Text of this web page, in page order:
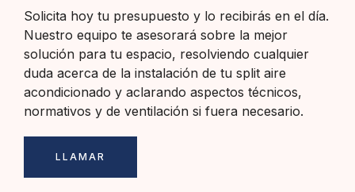
Solicita hoy tu presupuesto y lo recibirás en el día.
Nuestro equipo te asesorará sobre la mejor
solución para tu espacio, resolviendo cualquier
duda acerca de la instalación de tu split aire
acondicionado y aclarando aspectos técnicos,
normativos y de ventilación si fuera necesario.
LLAMAR